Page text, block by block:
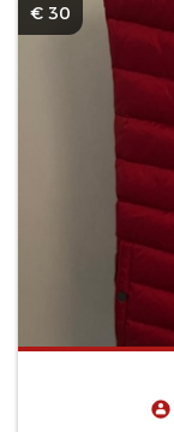
€ 30